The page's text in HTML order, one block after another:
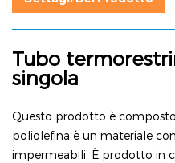
Tubo
singola
Questo prodotto è
poliolefina è un materiale
impermeabili. È prodotto in